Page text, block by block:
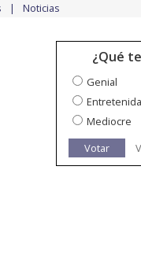
Noticias
¿Qué
Genial
Entretenida
Mediocre
Votar